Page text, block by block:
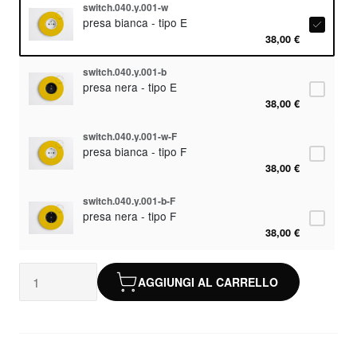
switch.040.y.001-w
presa bianca - tipo E
38,00 €
switch.040.y.001-b
presa nera - tipo E
38,00 €
switch.040.y.001-w-F
presa bianca - tipo F
38,00 €
switch.040.y.001-b-F
presa nera - tipo F
38,00 €
AGGIUNGI AL CARRELLO